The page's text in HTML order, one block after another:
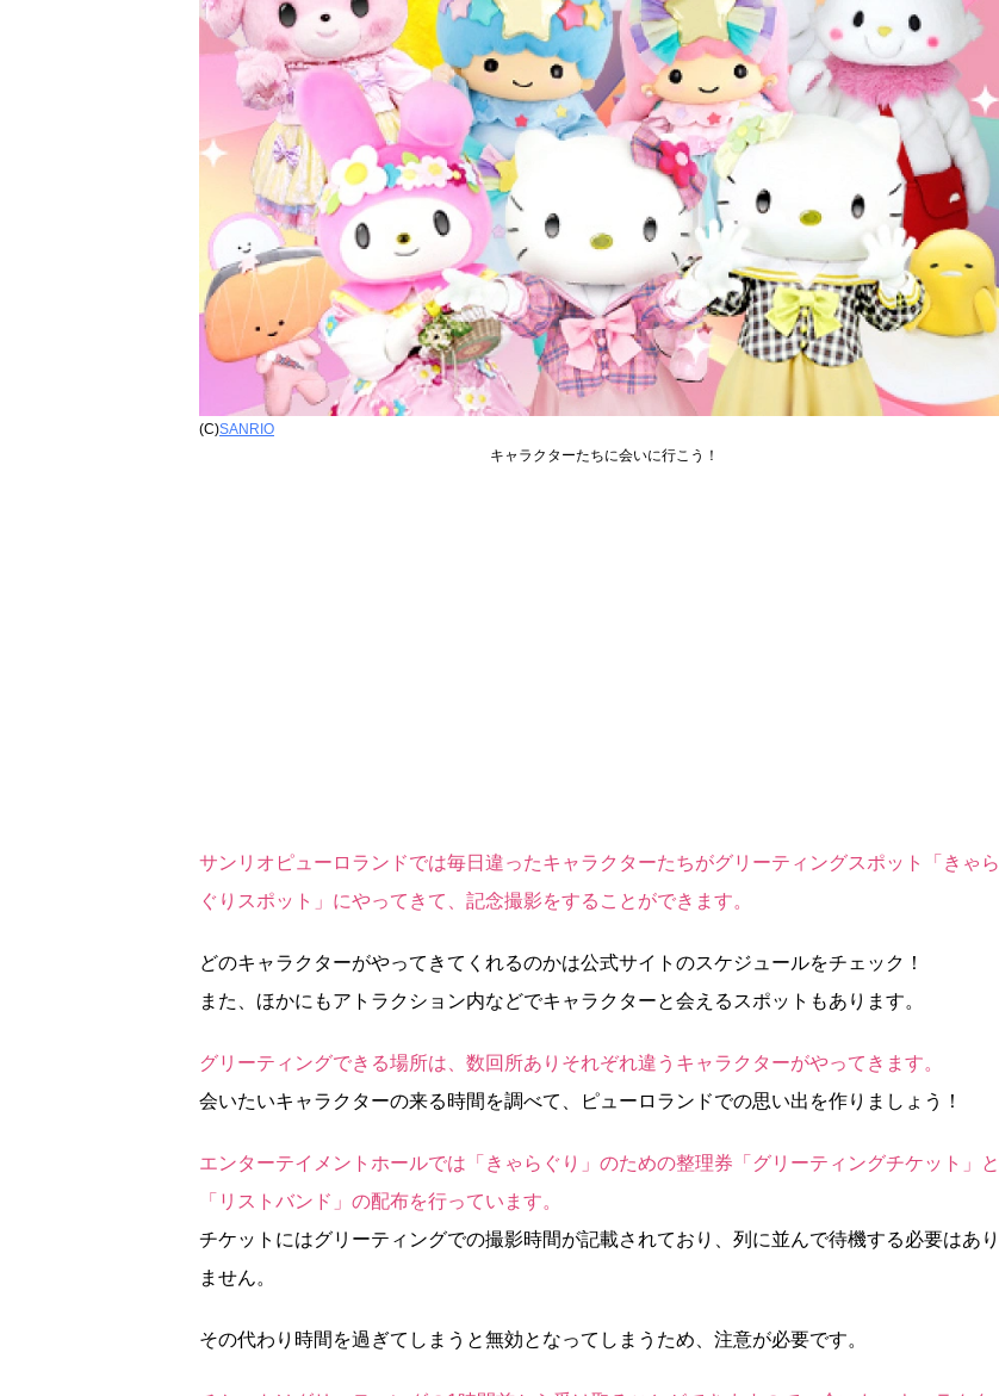
(C)SANRIO
キャラクターたちに会いに行こう！
サンリオピューロランドでは毎日違ったキャラクターたちがグリーティングスポット「きゃら
ぐりスポット」にやってきて、記念撮影をすることができます。
どのキャラクターがやってきてくれるのかは公式サイトのスケジュールをチェック！
また、ほかにもアトラクション内などでキャラクターと会えるスポットもあります。
グリーティングできる場所は、数回所ありそれぞれ違うキャラクターがやってきます。
会いたいキャラクターの来る時間を調べて、ピューロランドでの思い出を作りましょう！
エンターテイメントホールでは「きゃらぐり」のための整理券「グリーティングチケット」と
「リストバンド」の配布を行っています。
チケットにはグリーティングでの撮影時間が記載されており、列に並んで待機する必要はあり
ません。
その代わり時間を過ぎてしまうと無効となってしまうため、注意が必要です。